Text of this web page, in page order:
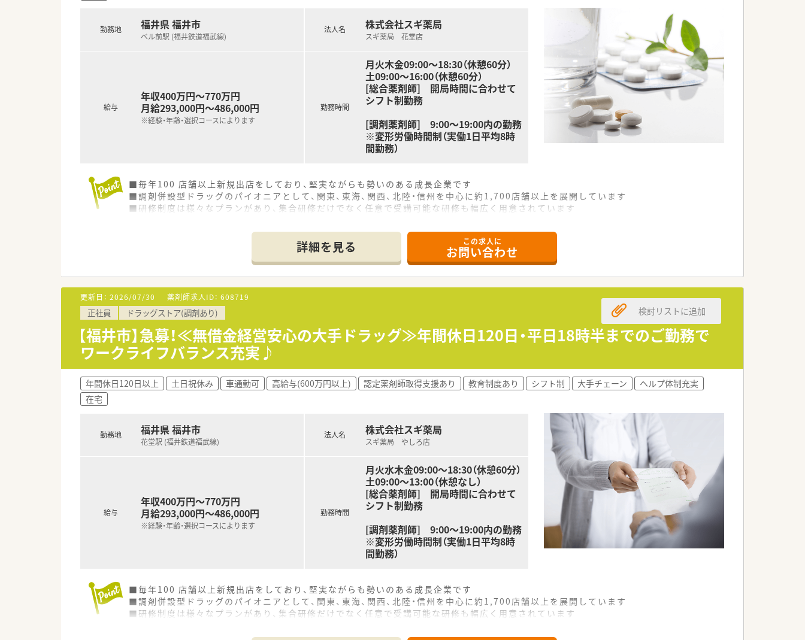
勤務地 福井県 福井市
ベル前駅 (福井鉄道福武線)
給与
年収400万円～770万円
月給293,000円～486,000円
※経験・年齢・選択コースによります
法人名 株式会社スギ薬局
スギ薬局 花堂店
勤務時間
月火木金09:00～18:30（休憩60分）
土09:00～16:00（休憩60分）
[総合薬剤師] 開局時間に合わせて
シフト制勤務
[調剤薬剤師] 9:00～19:00内の勤務
※変形労働時間制（実働1日平均8時
間勤務）
■毎年100 店舗以上新規出店をしており、堅実ながらも勢いのある成長企業です
■調剤併設型ドラッグのパイオニアとして、関東、東海、関西、北陸・信州を中心に約1,700店舗以上を展開しています
■研修制度は様々なプランがあり、集合研修だけでなく任意で受講可能な研修も幅広く用意されています
■総合薬剤師・調剤薬剤師（土日休み・19時までの勤務）どちらかの働き方を選択できます
■調剤併設型だけでなく「医療モール・クリニック併設店舗」「敷地内薬局」「訪問調剤特化型店舗」など様々な店舗を運営しています
■在宅医療にも積極的取り組んでおり「訪問調剤特化型店舗」を50店舗以上、無菌調剤室は業界最多の51店舗設置しています
■「プラチナくるみん認定企業」「健康経営優良法人2023（大規模法人部門）認定」等を取得し一人ひとりが働きやすい環境が整備されて
います
■充実した研修制度、人事制度、評価制度、キャリア支援制度等があるのも特徴です
詳細を見る この求人に
お問い合わせ
更新日： 2026/07/30 薬剤師求人ID： 608719
正社員 ドラッグストア(調剤あり)
【福井市】急募！≪無借金経営安心の大手ドラッグ≫年間休日120日・平日18時半までのご勤務で
ワークライフバランス充実♪
検討リストに追加
年間休日120日以上 土日祝休み 車通勤可 高給与(600万円以上) 認定薬剤師取得支援あり 教育制度あり シフト制 大手チェーン
ヘルプ体制充実
在宅
勤務地 福井県 福井市
花堂駅 (福井鉄道福武線)
給与
年収400万円～770万円
月給293,000円～486,000円
※経験・年齢・選択コースによります
法人名 株式会社スギ薬局
スギ薬局 やしろ店
勤務時間
月火水木金09:00～18:30（休憩60分）
土09:00～13:00（休憩なし）
[総合薬剤師] 開局時間に合わせて
シフト制勤務
[調剤薬剤師] 9:00～19:00内の勤務
※変形労働時間制（実働1日平均8時
間勤務）
■毎年100 店舗以上新規出店をしており、堅実ながらも勢いのある成長企業です
■調剤併設型ドラッグのパイオニアとして、関東、東海、関西、北陸・信州を中心に約1,700店舗以上を展開しています
■研修制度は様々なプランがあり、集合研修だけでなく任意で受講可能な研修も幅広く用意されています